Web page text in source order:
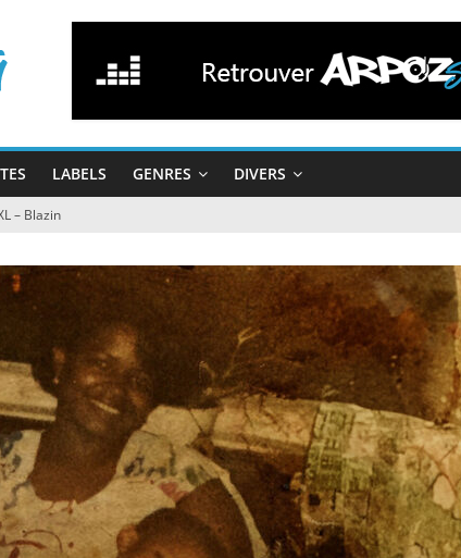
LABELS GENRES DIVERS
– Blazin